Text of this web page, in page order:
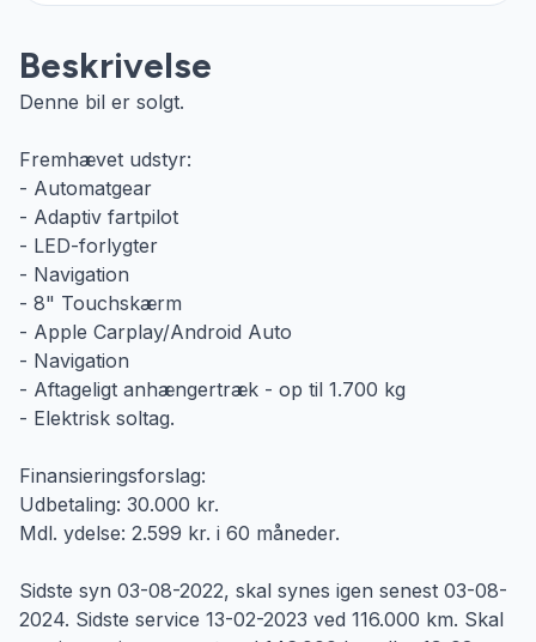
Beskrivelse
Denne bil er solgt.
Fremhævet udstyr:
- Automatgear
- Adaptiv fartpilot
- LED-forlygter
- Navigation
- 8" Touchskærm
- Apple Carplay/Android Auto
- Navigation
- Aftageligt anhængertræk - op til 1.700 kg
- Elektrisk soltag.
Finansieringsforslag:
Udbetaling: 30.000 kr.
Mdl. ydelse: 2.599 kr. i 60 måneder.
Sidste syn 03-08-2022, skal synes igen senest 03-08-
2024. Sidste service 13-02-2023 ved 116.000 km. Skal